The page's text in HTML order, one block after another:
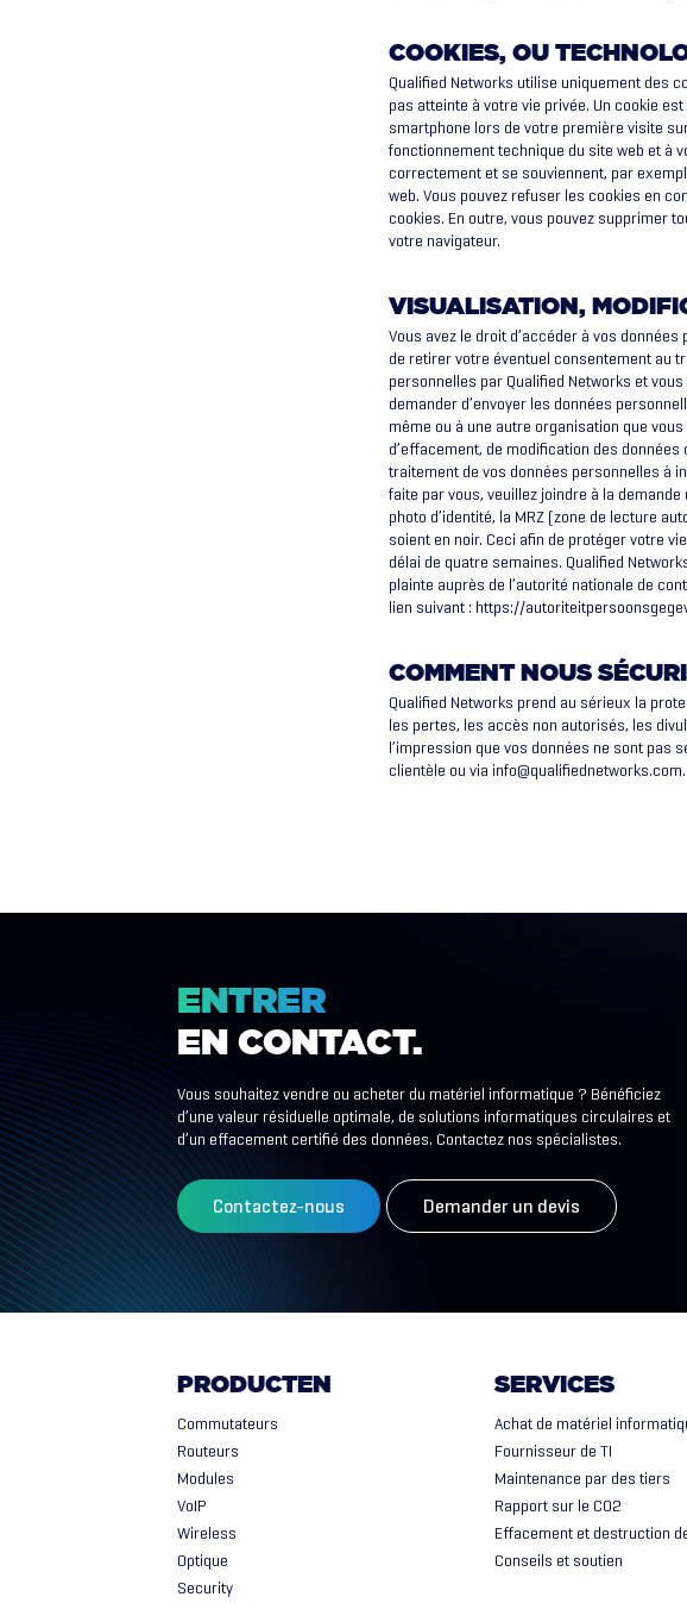
COOKIES, OU
Qualified Networks utilise uniquement des
pas atteinte à votre vie privée. Un cookie
smartphone lors de votre première visite
fonctionnement technique du site web et à
correctement et se souviennent, par
web. Vous pouvez refuser les cookies en
cookies. En outre, vous pouvez supprimer
votre navigateur.
VISUALISATION,
Vous avez le droit d’accéder à vos
de retirer votre éventuel consentement au
personnelles par Qualified Networks et
demander d’envoyer les données
même ou à une autre organisation que
d’effacement, de modification des
traitement de vos données personnelles à
faite par vous, veuillez joindre à la
photo d’identité, la MRZ (zone de lecture
soient en noir. Ceci afin de protéger votre
délai de quatre semaines. Qualified
plainte auprès de l’autorité nationale de
lien suivant : https://
COMMENT NOUS
Qualified Networks prend au sérieux la
les pertes, les accès non autorisés, les
l’impression que vos données ne sont pas
clientèle ou via info@qualifiednetworks.com.
ENTRER
EN CONTACT.
Vous souhaitez vendre ou acheter du matériel informatique ? Bénéficiez
d’une valeur résiduelle optimale, de solutions informatiques circulaires et
d’un effacement certifié des données. Contactez nos spécialistes.
Contactez-nous Demander un devis
PRODUCTEN
Commutateurs
Routeurs
Modules
VoIP
Wireless
Optique
Security
SERVICES
Achat de matériel
Fournisseur de TI
Maintenance par des tiers
Rapport sur le CO2
Effacement et destruction
Conseils et soutien